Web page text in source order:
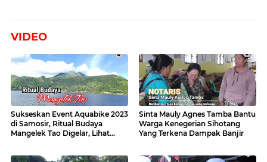
VIDEO
Sukseskan Event Aquabike 2023
di Samosir, Ritual Budaya
Mangelek Tao Digelar, Lihat
Sinta Mauly Agnes Tamba Bantu
Warga Kenegerian Sihotang
Yang Terkena Dampak Banjir